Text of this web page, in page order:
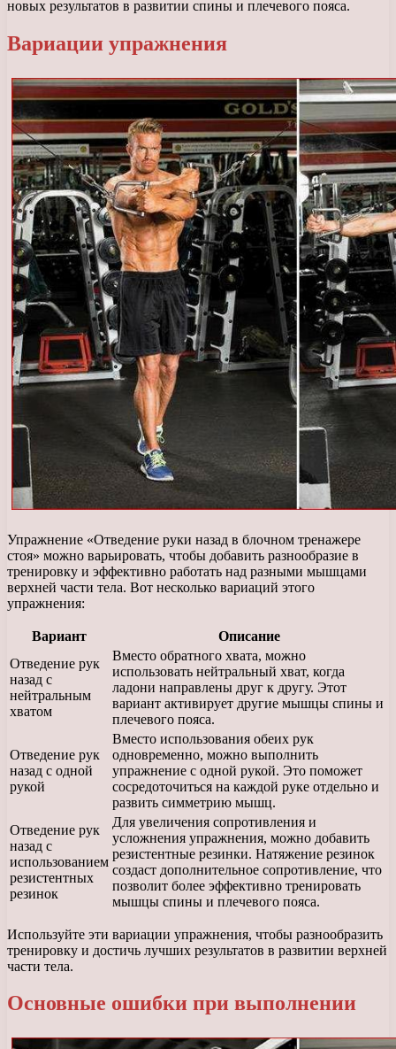
новых результатов в развитии спины и плечевого пояса.
Вариации упражнения
Упражнение «Отведение руки назад в блочном тренажере
стоя» можно варьировать, чтобы добавить разнообразие в
тренировку и эффективно работать над разными мышцами
верхней части тела. Вот несколько вариаций этого
упражнения:
Вариант
Описание
Отведение рук
назад с
нейтральным
хватом
Вместо обратного хвата, можно
использовать нейтральный хват, когда
ладони направлены друг к другу. Этот
вариант активирует другие мышцы спины и
плечевого пояса.
Отведение рук
назад с одной
рукой
Вместо использования обеих рук
одновременно, можно выполнить
упражнение с одной рукой. Это поможет
сосредоточиться на каждой руке отдельно и
развить симметрию мышц.
Отведение рук
назад с
использованием
резистентных
резинок
Для увеличения сопротивления и
усложнения упражнения, можно добавить
резистентные резинки. Натяжение резинок
создаст дополнительное сопротивление, что
позволит более эффективно тренировать
мышцы спины и плечевого пояса.
Используйте эти вариации упражнения, чтобы разнообразить
тренировку и достичь лучших результатов в развитии верхней
части тела.
Основные ошибки при выполнении